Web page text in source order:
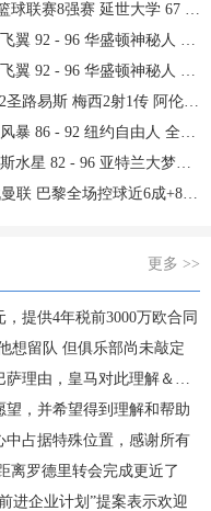
延世大学 67 - 72 政治大学 集锦
- 96 华盛顿神秘人 全场集锦
- 96 华盛顿神秘人 全场集锦
斯 梅西2射1传 阿伦助攻戴帽
86 - 92 纽约自由人 全场集锦
- 96 亚特兰大梦想 全场集锦
黎全场控球近6成+8射3正未果
更多 >>
提供4年税前3000万欧合同
想留队 但俱乐部尚未敲定
由，皇马对此理解＆祝好
，并希望得到理解和帮助
占据特殊位置，感谢所有
离罗德里转会完成更近了
进企业计划”提案表示欢迎